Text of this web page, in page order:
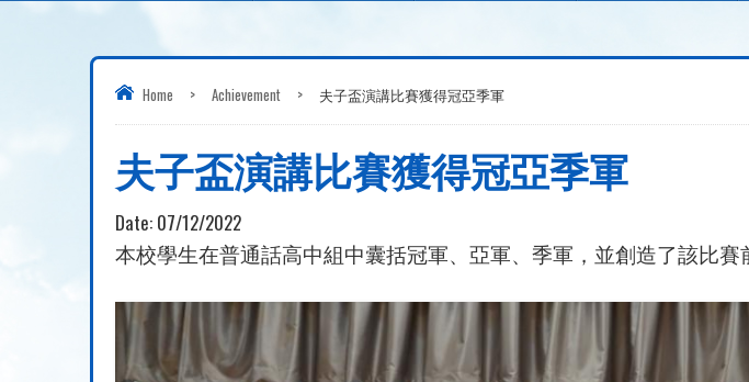
Home > Achievement > 夫子盃演講比賽獲得冠亞季軍
夫子盃演講比賽獲得冠亞季軍
Date: 07/12/2022
本校學生在普通話高中組中囊括冠軍、亞軍、季軍，並創造了該比賽